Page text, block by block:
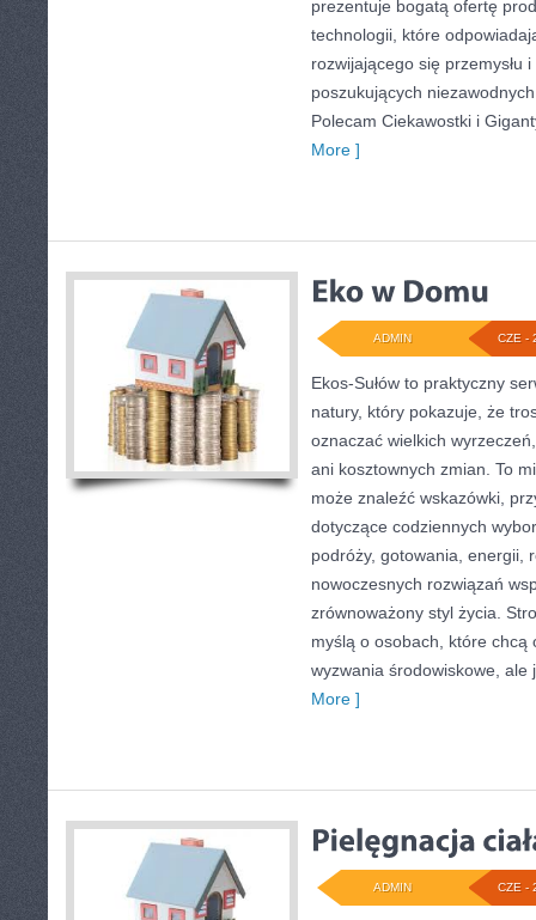
prezentuje bogatą ofertę
technologii, które
rozwijającego się przemysłu
poszukujących
Polecam Ciekawostki i
More ]
CZE -
ADMIN
Ekos-Sułów to praktyczny
natury, który pokazuje, że
oznaczać wielkich
ani kosztownych zmian. To
może znaleźć wskazówki,
dotyczące codziennych
podróży, gotowania, energii,
nowoczesnych rozwiązań
zrównoważony styl życia.
myślą o osobach, które chcą
wyzwania środowiskowe, ale
More ]
CZE -
ADMIN